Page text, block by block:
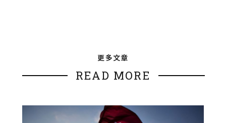
更多文章
READ MORE